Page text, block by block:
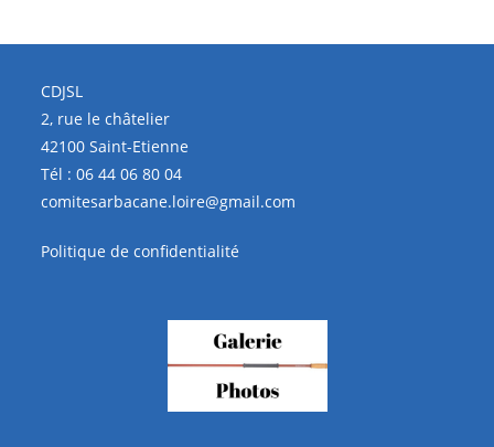
CDJSL
2, rue le châtelier
42100 Saint-Etienne
Tél :06 44 06 80 04
comitesarbacane.loire@gmail.com
Politique de confidentialité